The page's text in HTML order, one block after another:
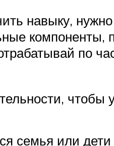
навыку,
компоненты,
по
чтобы
семья или